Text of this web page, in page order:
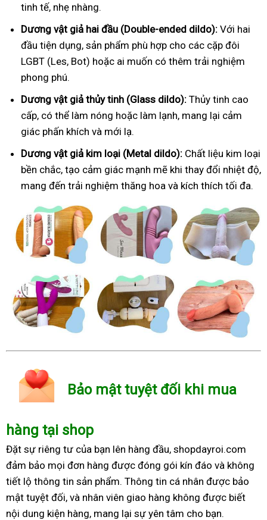
tinh tế, nhẹ nhàng.
Dương vật giả hai đầu (Double-ended dildo): Với hai
đầu tiện dụng, sản phẩm phù hợp cho các cặp đôi
LGBT (Les, Bot) hoặc ai muốn có thêm trải nghiệm
phong phú.
Dương vật giả thủy tinh (Glass dildo): Thủy tinh cao
cấp, có thể làm nóng hoặc làm lạnh, mang lại cảm
giác phấn khích và mới lạ.
Dương vật giả kim loại (Metal dildo): Chất liệu kim loại
bền chắc, tạo cảm giác mạnh mẽ khi thay đổi nhiệt độ,
mang đến trải nghiệm thăng hoa và kích thích tối đa.
Bảo mật tuyệt đối khi mua
hàng tại shop
Đặt sự riêng tư của bạn lên hàng đầu, shopdayroi.com
đảm bảo mọi đơn hàng được đóng gói kín đáo và không
tiết lộ thông tin sản phẩm. Thông tin cá nhân được bảo
mật tuyệt đối, và nhân viên giao hàng không được biết
nội dung kiện hàng, mang lại sự yên tâm cho bạn.